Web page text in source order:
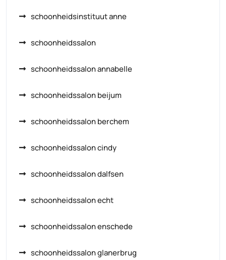
schoonheidsinstituut anne
schoonheidssalon
schoonheidssalon annabelle
schoonheidssalon beijum
schoonheidssalon berchem
schoonheidssalon cindy
schoonheidssalon dalfsen
schoonheidssalon echt
schoonheidssalon enschede
schoonheidssalon glanerbrug